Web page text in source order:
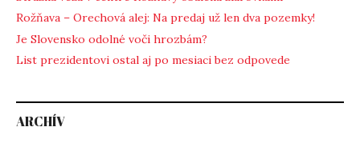
Rožňava – Orechová alej: Na predaj už len dva pozemky!
Je Slovensko odolné voči hrozbám?
List prezidentovi ostal aj po mesiaci bez odpovede
ARCHÍV